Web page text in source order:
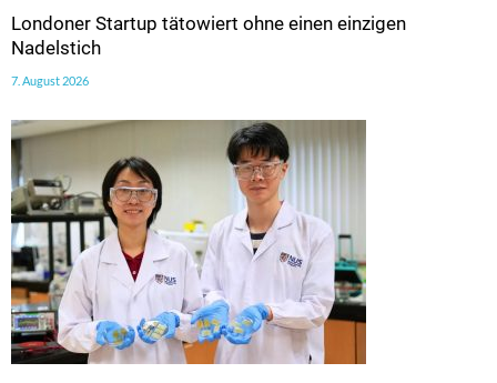
Londoner Startup tätowiert ohne einen einzigen
Nadelstich
7. August 2026